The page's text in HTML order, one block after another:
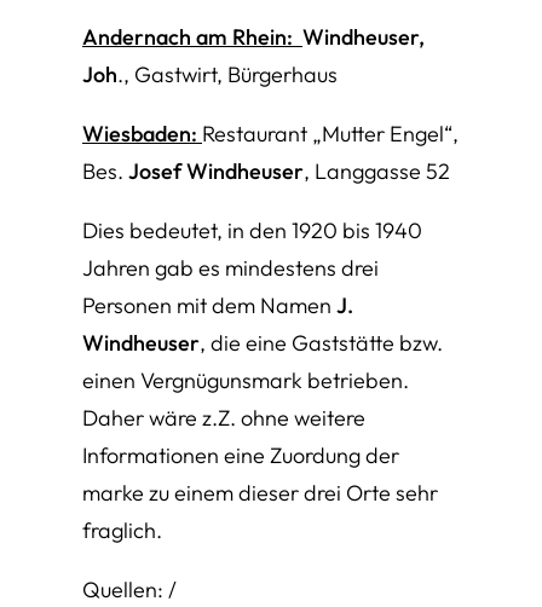
Andernach am Rhein: Windheuser,
Joh., Gastwirt, Bürgerhaus
Wiesbaden: Restaurant „Mutter Engel“,
Bes. Josef Windheuser, Langgasse 52
Dies bedeutet, in den 1920 bis 1940
Jahren gab es mindestens drei
Personen mit dem Namen J.
Windheuser, die eine Gaststätte bzw.
einen Vergnügunsmark betrieben.
Daher wäre z.Z. ohne weitere
Informationen eine Zuordung der
marke zu einem dieser drei Orte sehr
fraglich.
Quellen: /